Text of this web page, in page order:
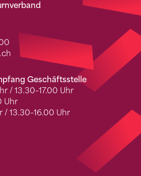
Geschäftsstelle
/ 13.30–17.00 Uhr
Uhr
/ 13.30–16.00 Uhr